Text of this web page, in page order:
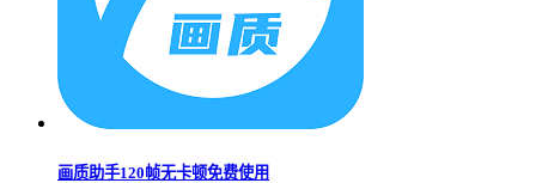
画质助手120帧无卡顿免费使用